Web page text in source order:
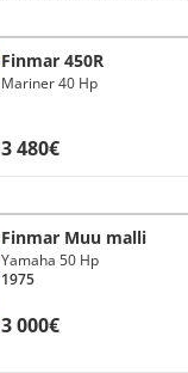
Finmar 450R
3 480€
Mariner 40 Hp
Finmar Muu malli
3 000€
Yamaha 50 Hp
1975